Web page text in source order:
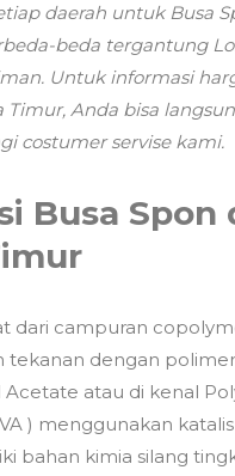
daerah untuk Busa
beda tergantung
Untuk informasi
Timur, Anda bisa
costumer servise kami.
Busa Spon
dari campuran
tekanan dengan
Acetate atau di kenal
) menggunakan
bahan kimia silang